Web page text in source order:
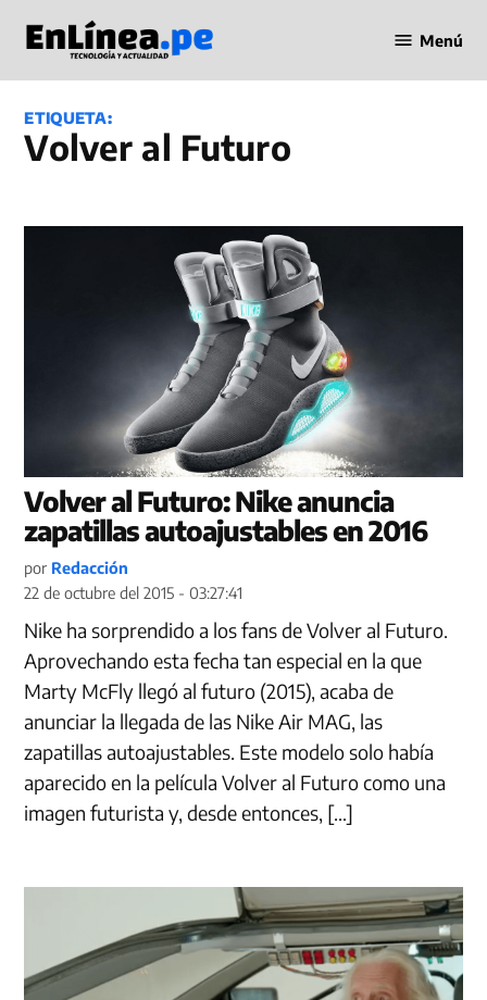
contenido
en Línea
Menú
ETIQUETA:
Volver al Futuro
Volver al Futuro: Nike anuncia
zapatillas autoajustables en 2016
por Redacción
22 de octubre del 2015 - 03:27:41
Nike ha sorprendido a los fans de Volver al Futuro.
Aprovechando esta fecha tan especial en la que
Marty McFly llegó al futuro (2015), acaba de
anunciar la llegada de las Nike Air MAG, las
zapatillas autoajustables. Este modelo solo había
aparecido en la película Volver al Futuro como una
imagen futurista y, desde entonces, […]